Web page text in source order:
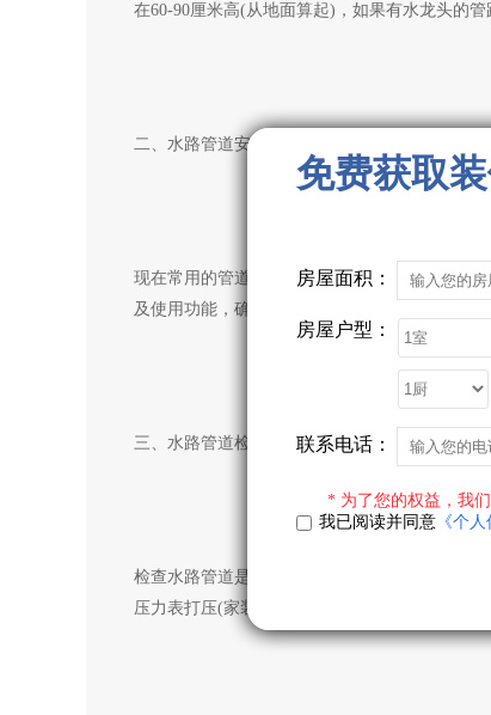
在60-90厘米高(从地面算起)，如果有水龙头的
二、水路管道安装
现在常用的管道材质是PPR管，管道又分冷水
及使用功能，确定水龙头的位置。
三、水路管道检查
检查水路管道是很重要的，这关系着以后水路
压力表打压(家装一般12个压)试水。打压之后检
免费获取
房屋面积：
房屋户型：
联系电话：
* 为了您的权益，我
我已阅读并同意《个人